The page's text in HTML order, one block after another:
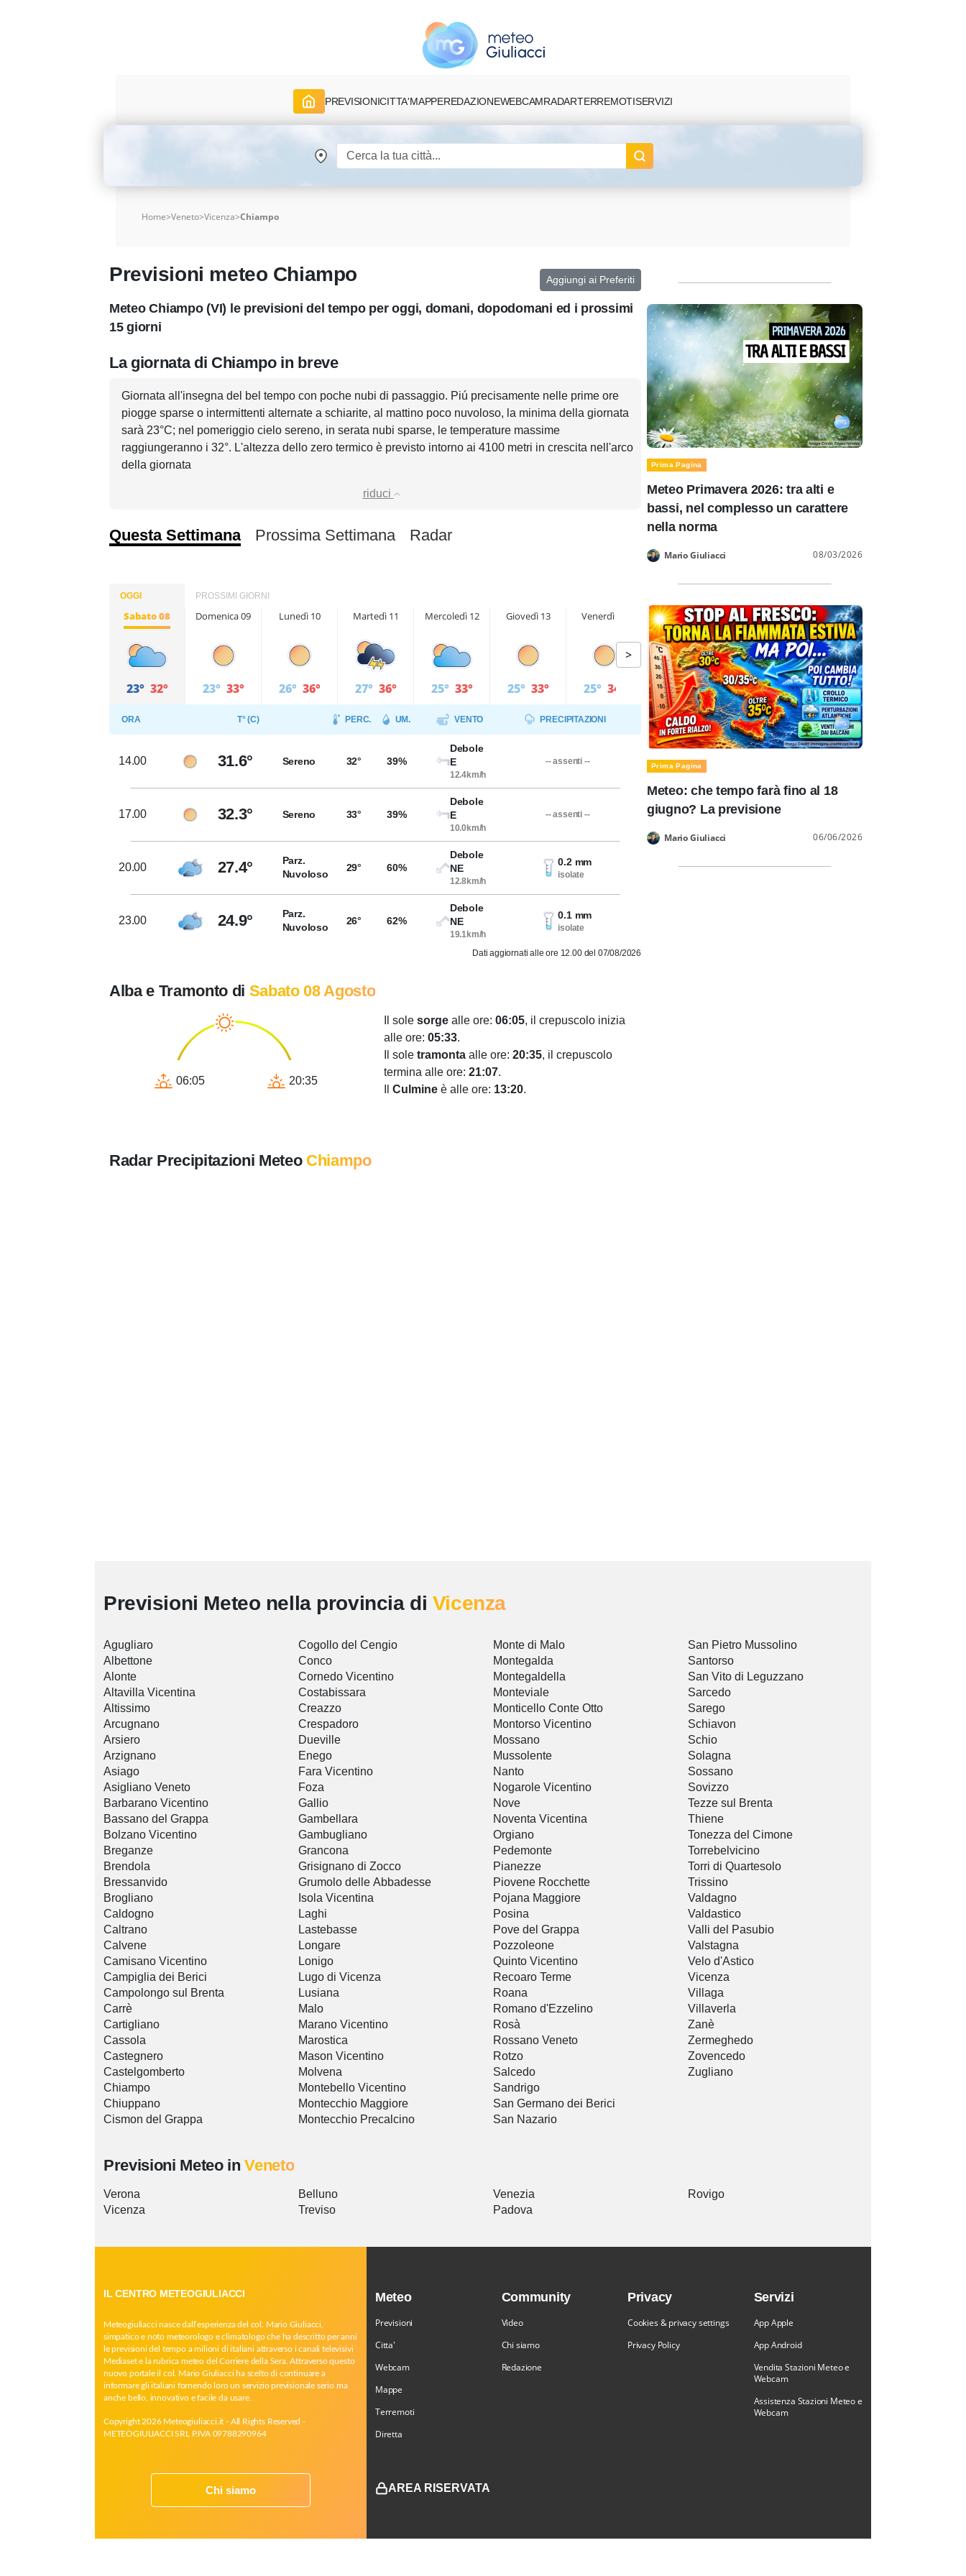
PREVISIONICITTA'MAPPEREDAZIONEWEBCAMRADARTERREMOTISERVIZI
Home>Veneto>Vicenza>Chiampo
Previsioni meteo Chiampo Aggiungi ai Preferiti
Meteo Chiampo (VI) le previsioni del tempo per oggi, domani, dopodomani ed i prossimi
15 giorni
La giornata di Chiampo in breve
Giornata all'insegna del bel tempo con poche nubi di passaggio. Piú precisamente nelle prime ore
piogge sparse o intermittenti alternate a schiarite, al mattino poco nuvoloso, la minima della giornata
sarà 23°C; nel pomeriggio cielo sereno, in serata nubi sparse, le temperature massime
raggiungeranno i 32°. L'altezza dello zero termico è previsto intorno ai 4100 metri in crescita nell'arco
della giornata
riduci
Questa Settimana Prossima Settimana Radar
OGGI PROSSIMI GIORNI
Sabato 08
23° 32°
Domenica 09
23° 33°
Lunedì 10
26° 36°
Martedì 11
27° 36°
Mercoledì 12
25° 33°
Giovedì 13
25° 33°
Venerdì 14
25° 34°
>
ORA T° (C) PERC. UM. VENTO PRECIPITAZIONI
14.00 31.6° Sereno 32° 39%
Debole
E
12.4km/h
-- assenti --
17.00 32.3° Sereno 33° 39%
Debole
E
10.0km/h
-- assenti --
20.00 27.4°
Parz.
Nuvoloso
29° 60%
Debole
NE
12.8km/h
0.2 mm
isolate
23.00 24.9°
Parz.
Nuvoloso
26° 62%
Debole
NE
19.1km/h
0.1 mm
isolate
Dati aggiornati alle ore 12.00 del 07/08/2026
Alba e Tramonto di Sabato 08 Agosto
06:05 20:35
Il sole sorge alle ore: 06:05, il crepuscolo inizia
alle ore: 05:33.
Il sole tramonta alle ore: 20:35, il crepuscolo
termina alle ore: 21:07.
Culmine è alle ore: 13:20.
Radar Precipitazioni Meteo Chiampo
Prima Pagina
Meteo Primavera 2026: tra alti e
bassi, nel complesso un carattere
nella norma
Mario Giuliacci 08/03/2026
Prima Pagina
Meteo: che tempo farà fino al 18
giugno? La previsione
Mario Giuliacci 06/06/2026
Previsioni Meteo nella provincia di Vicenza
Agugliaro
Albettone
Alonte
Altavilla Vicentina
Altissimo
Arcugnano
Arsiero
Arzignano
Asiago
Asigliano Veneto
Barbarano Vicentino
Bassano del Grappa
Bolzano Vicentino
Breganze
Brendola
Bressanvido
Brogliano
Caldogno
Caltrano
Calvene
Camisano Vicentino
Campiglia dei Berici
Campolongo sul Brenta
Carrè
Cartigliano
Cassola
Castegnero
Castelgomberto
Chiampo
Chiuppano
Cismon del Grappa
Cogollo del Cengio
Conco
Cornedo Vicentino
Costabissara
Creazzo
Crespadoro
Dueville
Enego
Fara Vicentino
Foza
Gallio
Gambellara
Gambugliano
Grancona
Grisignano di Zocco
Grumolo delle Abbadesse
Isola Vicentina
Laghi
Lastebasse
Longare
Lonigo
Lugo di Vicenza
Lusiana
Malo
Marano Vicentino
Marostica
Mason Vicentino
Molvena
Montebello Vicentino
Montecchio Maggiore
Montecchio Precalcino
Monte di Malo
Montegalda
Montegaldella
Monteviale
Monticello Conte Otto
Montorso Vicentino
Mossano
Mussolente
Nanto
Nogarole Vicentino
Nove
Noventa Vicentina
Orgiano
Pedemonte
Pianezze
Piovene Rocchette
Pojana Maggiore
Posina
Pove del Grappa
Pozzoleone
Quinto Vicentino
Recoaro Terme
Roana
Romano d'Ezzelino
Rosà
Rossano Veneto
Rotzo
Salcedo
Sandrigo
San Germano dei Berici
San Nazario
San Pietro Mussolino
Santorso
San Vito di Leguzzano
Sarcedo
Sarego
Schiavon
Schio
Solagna
Sossano
Sovizzo
Tezze sul Brenta
Thiene
Tonezza del Cimone
Torrebelvicino
Torri di Quartesolo
Trissino
Valdagno
Valdastico
Valli del Pasubio
Valstagna
Velo d'Astico
Vicenza
Villaga
Villaverla
Zanè
Zermeghedo
Zovencedo
Zugliano
Previsioni Meteo inVeneto
Verona
Vicenza
Belluno
Treviso
Venezia
Padova
Rovigo
IL CENTRO METEOGIULIACCI
Meteogiuliacci nasce dall’esperienza del col. Mario Giuliacci,
simpatico e noto meteorologo e climatologo che ha descritto per anni
le previsioni del tempo a milioni di italiani attraverso i canali televisivi
Mediaset e la rubrica meteo del Corriere della Sera. Attraverso questo
nuovo portale il col. Mario Giuliacci ha scelto di continuare a
informare gli italiani fornendo loro un servizio previsionale serio ma
anche bello, innovativo e facile da usare.
Copyright 2026 Meteogiuliacci.it - All Rights Reserved -
METEOGIULIACCI SRL P.IVA 09788290964
Chi siamo
Meteo
Previsioni
Citta'
Webcam
Mappe
Terremoti
Diretta
Community
Video
Chi siamo
Redazione
Privacy
Cookies & privacy settings
Privacy Policy
Servizi
App Apple
App Android
Vendita Stazioni Meteo e
Webcam
Assistenza Stazioni Meteo e
Webcam
AREA RISERVATA